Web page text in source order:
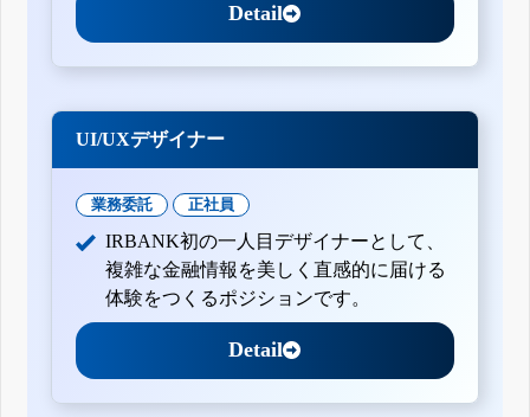
Detail
UI/UXデザイナー
業務委託 正社員
IRBANK初の一人目デザイナーとして、
複雑な金融情報を美しく直感的に届ける
体験をつくるポジションです。
Detail